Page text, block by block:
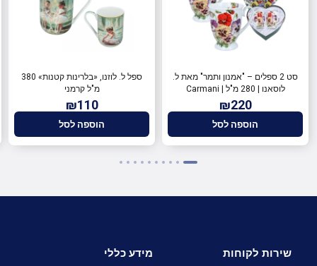
סט 2 ספלים – "אמנון ותמר" מאת ל.
לוסאנו | 280 מ"ל | Carmani
₪220
הוספה לסל
ספל ל. לוזנו, «בלרינות קטנות» 380
מ"ל קרמני
₪110
הוספה לסל
שירות לקוחות מידע כללי